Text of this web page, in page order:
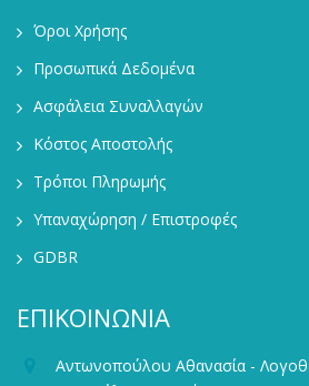
Όροι Χρήσης
Προσωπικά Δεδομένα
Ασφάλεια Συναλλαγών
Κόστος Αποστολής
Τρόποι Πληρωμής
Υπαναχώρηση / Επιστροφές
GDBR
ΕΠΙΚΟΙΝΩΝΙΑ
Αντωνοπούλου Αθανασία -